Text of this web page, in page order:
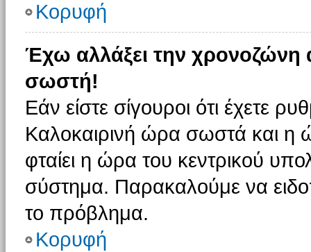
Κορυφή
Έχω αλλάξει την χρονοζώνη
σωστή!
Εάν είστε σίγουροι ότι έχετε
Καλοκαιρινή ώρα σωστά και η
φταίει η ώρα του κεντρικού
σύστημα. Παρακαλούμε να
το πρόβλημα.
Κορυφή